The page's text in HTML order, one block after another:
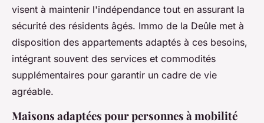
visent à maintenir l'indépendance tout en assurant la
sécurité des résidents âgés. Immo de la Deûle met à
disposition des appartements adaptés à ces besoins,
intégrant souvent des services et commodités
supplémentaires pour garantir un cadre de vie
agréable.
Maisons adaptées pour personnes à mobilité